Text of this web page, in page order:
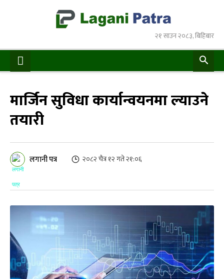
२१ साउन २०८३, बिहिबार
मार्जिन सुविधा कार्यान्वयनमा ल्याउने
तयारी
लगानी पत्र २०८२ चैत्र १२ गते २१:०६